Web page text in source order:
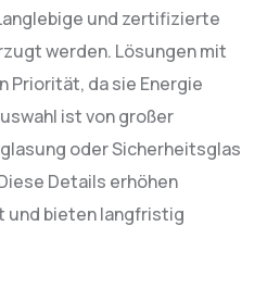
und zertifizierte
werden. Lösungen mit
Priorität, da sie Energie
ist von großer
oder Sicherheitsglas
Details erhöhen
und bieten langfristig